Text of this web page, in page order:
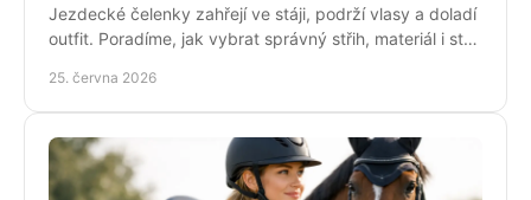
Jezdecké čelenky zahřejí ve stáji, podrží vlasy a doladí
outfit. Poradíme, jak vybrat správný střih, materiál i styl
25. června 2026